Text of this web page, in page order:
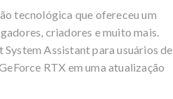
tecnológica que ofereceu um
criadores e muito mais.
Assistant para usuários de
RTX em uma atualização